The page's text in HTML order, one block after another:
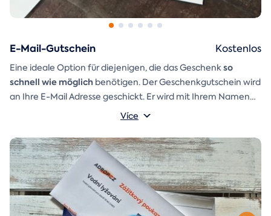
E-Mail-Gutschein
Eine ideale Option für diejenigen, die das Geschenkso
schnell wie möglich benötigen. Der Geschenkgutschein wird
an Ihre E-Mail Adresse geschickt. Er wird mit Ihrem Namen
und einer Aufschrift versehen, die Sie selbst schreiben
ausschneiden und zusammenkleben können, ist ebenfalls in
der E-Mail enthalten.
Více
Kostenlos